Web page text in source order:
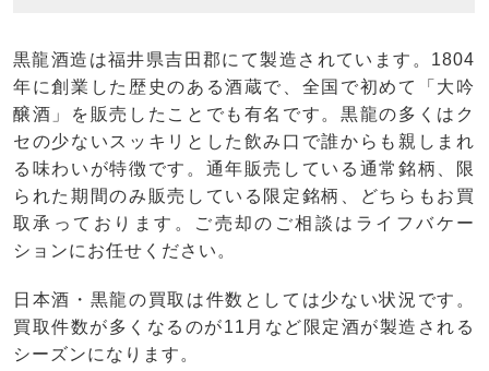
黒龍酒造は福井県吉田郡にて製造されています。1804
年に創業した歴史のある酒蔵で、全国で初めて「大吟
醸酒」を販売したことでも有名です。黒龍の多くはク
セの少ないスッキリとした飲み口で誰からも親しまれ
る味わいが特徴です。通年販売している通常銘柄、限
られた期間のみ販売している限定銘柄、どちらもお買
取承っております。ご売却のご相談はライフバケー
ションにお任せください。
日本酒・黒龍の買取は件数としては少ない状況です。
買取件数が多くなるのが11月など限定酒が製造される
シーズンになります。